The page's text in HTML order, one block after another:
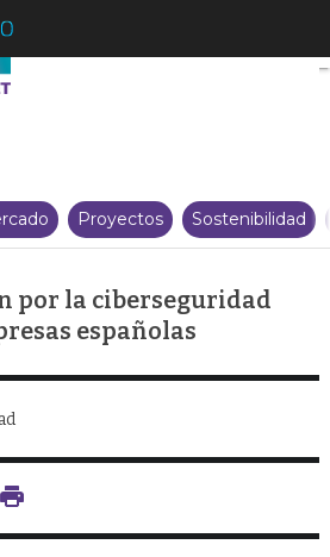
La preocupación por la
Proyectos Sostenibilidad
por la ciberseguridad
españolas